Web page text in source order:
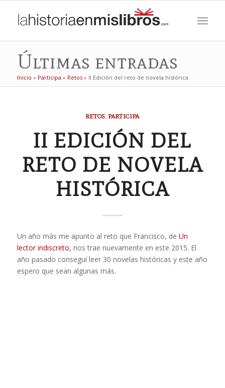
Últimas entradas
Inicio » Participa » Retos» II Edición del reto de novela histórica
RETOS, PARTICIPA
II EDICIÓN DEL
RETO DE NOVELA
HISTÓRICA
Un año más me apunto al reto que Francisco, de Un
lector indiscreto, nos trae nuevamente en este 2015. El
año pasado conseguí leer 30 novelas históricas y este año
espero que sean algunas más.